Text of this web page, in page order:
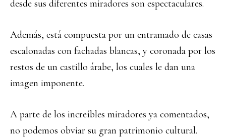
desde sus diferentes miradores son espectaculares.
Además, está compuesta por un entramado de casas
escalonadas con fachadas blancas, y coronada por los
restos de un castillo árabe, los cuales le dan una
imagen imponente.
A parte de los increíbles miradores ya comentados,
no podemos obviar su gran patrimonio cultural.